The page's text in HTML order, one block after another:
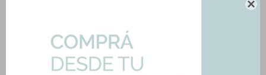

Art: HG-XFH041S-INOD-TAPA
-